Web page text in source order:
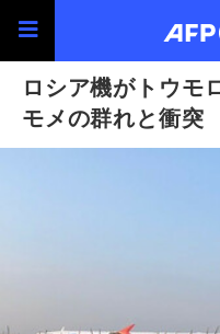
ロシア機がトウモ
モメの群れと衝突